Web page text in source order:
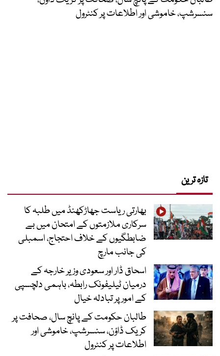
سنسرشپ، خاموشی اور اطلاعات پر کنٹرول
تازہ ترین
بھارتی ریاست جھاڑکھنڈ میں طلبہ کا
سرکاری ملازمتوں کے امتحان میں بے
ضابطگیوں کے خلاف احتجاج، اسمبلی
کی جانب مارچ
اسحاق ڈار اور سعودی وزیر خارجہ کے
درمیان ٹیلیفونک رابطہ، باہمی دلچسپی
کے امور پر تبادلہ خیال
طالبان حکومت کے پانچ سال، صحافت پر
کریک ڈاؤن، سنسرشپ، خاموشی اور
اطلاعات پر کنٹرول